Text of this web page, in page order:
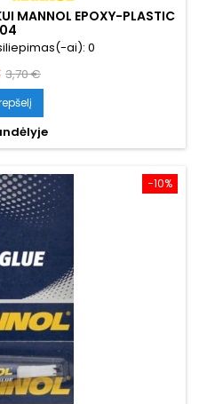
MANNOL EPOXY-PLASTIC
ai): 0
Bazinė
kaina
3,70 €
−10%